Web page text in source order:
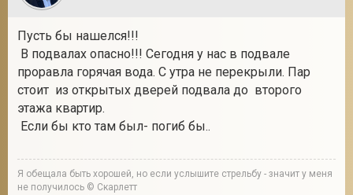
Пусть бы нашелся!!!
В подвалах опасно!!! Сегодня у нас в подвале
проравла горячая вода. С утра не перекрыли. Пар
стоит из открытых дверей подвала до второго
этажа квартир.
Если бы кто там был- погиб бы..
Я обещала быть хорошей, но если услышите стрельбу - значит у меня
не получилось © Скарлетт